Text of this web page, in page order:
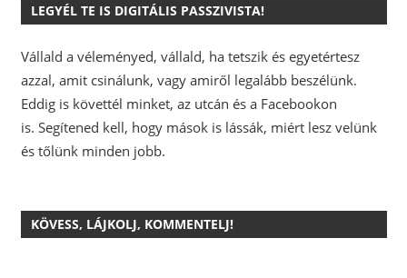
LEGYÉL TE IS DIGITÁLIS PASSZIVISTA!
Vállald a véleményed, vállald, ha tetszik és egyetértesz
azzal, amit csinálunk, vagy amiről legalább beszélünk.
Eddig is követtél minket, az utcán és a Facebookon
is. Segítened kell, hogy mások is lássák, miért lesz velünk
és tőlünk minden jobb.
KÖVESS, LÁJKOLJ, KOMMENTELJ!